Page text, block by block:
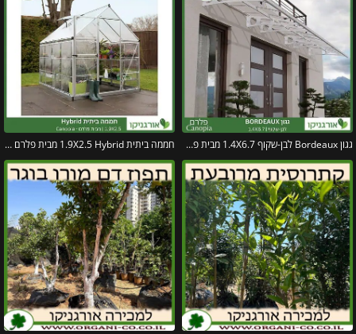
גגון Bordeaux לבן-שקוף 1.4X6.7 מבית פלרם – Canopia חממה ביתית 1.9X2.5 Hybrid מבית פלרם – Canopia